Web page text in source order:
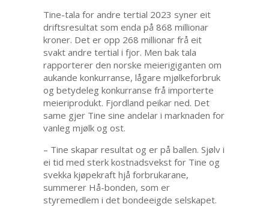
Tine-tala for andre tertial 2023 syner eit
driftsresultat som enda på 868 millionar
kroner. Det er opp 268 millionar frå eit
svakt andre tertial i fjor. Men bak tala
rapporterer den norske meierigiganten om
aukande konkurranse, lågare mjølkeforbruk
og betydeleg konkurranse frå importerte
meieriprodukt. Fjordland peikar ned. Det
same gjer Tine sine andelar i marknaden for
vanleg mjølk og ost.
– Tine skapar resultat og er på ballen. Sjølv i
ei tid med sterk kostnadsvekst for Tine og
svekka kjøpekraft hjå forbrukarane,
summerer Hå-bonden, som er
styremedlem i det bondeeigde selskapet.